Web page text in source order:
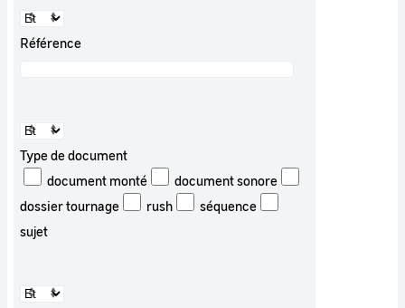
Référence
Type de document
document monté
document sonore
dossier tournage
rush
séquence
sujet